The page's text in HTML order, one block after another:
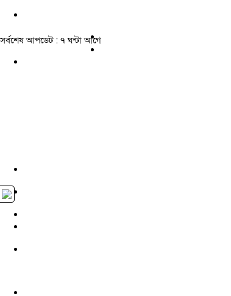
সর্বশেষ আপডেট : ৭ ঘন্টা আগে